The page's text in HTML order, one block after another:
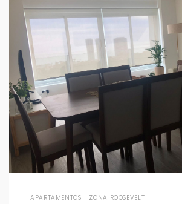
APARTAMENTOS - ZONA ROOSEVELT